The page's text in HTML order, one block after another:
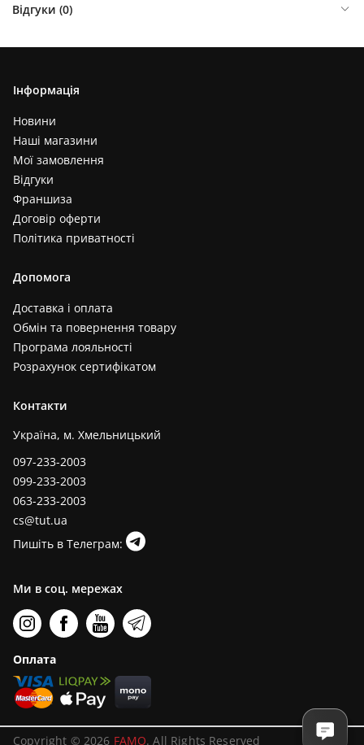
Відгуки (0)
Інформація
Новини
Наші магазини
Мої замовлення
Відгуки
Франшиза
Договір оферти
Політика приватності
Допомога
Доставка і оплата
Обмін та повернення товару
Програма лояльності
Розрахунок сертифікатом
Контакти
Україна, м. Хмельницький
097-233-2003
099-233-2003
063-233-2003
cs@tut.ua
Пишіть в Телеграм:
Ми в соц. мережах
Оплата
Copyright © 2026 FAMO. All Rights Reserved